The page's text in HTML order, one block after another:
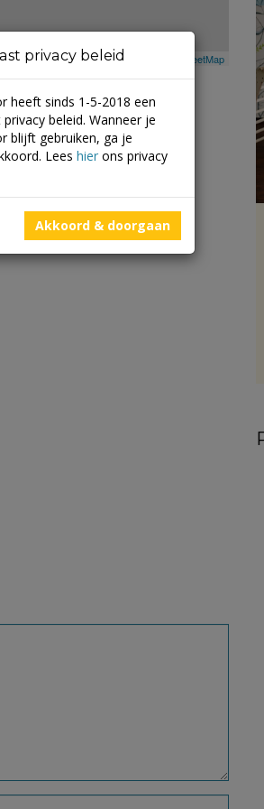
Leaflet| ©Mapbox OpenStreetMap
privacy beleid
heeft sinds 1-5-2018 een
beleid. Wanneer je
blijft gebruiken, ga je
Lees hier ons privacy
Akkoord & doorgaan